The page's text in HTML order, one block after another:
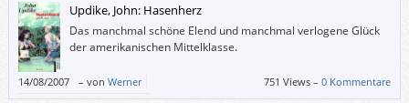
Updike, John: Hasenherz
Das manchmal schöne Elend und manchmal verlogene Glück
der amerikanischen Mittelklasse.
14/08/2007 – von Werner 751 Views –0 Kommentare